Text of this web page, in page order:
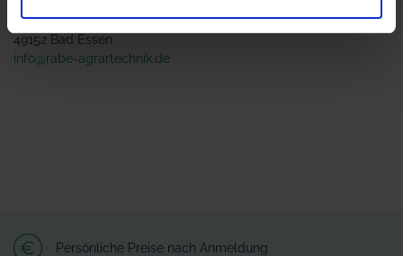
Am Rabewerk 1
49152 Bad Essen
info@rabe-agrartechnik.de
Persönliche Preise nach Anmeldung